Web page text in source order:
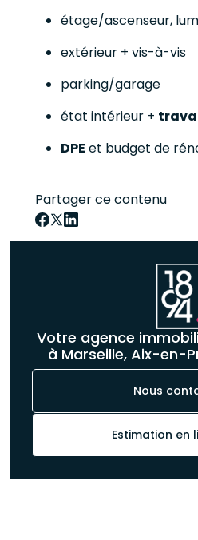
étage/ascenseur,
extérieur + vis-à-vis
parking/garage
état intérieur +
DPE et budget de
Partager ce contenu
Votre agence
à Marseille, Aix-en-
Nous
Estimation en